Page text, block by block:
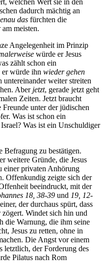
welchen Wert sie in den
dadurch mächtig an
das fürchten die
meisten.
Angelegenheit im Prinzip
würde er Jesus
zählt schon ein
er würde ihn wieder gehen
untereinander weiter streiten
Aber jetzt, gerade jetzt geht
Zeiten. Jetzt braucht
unter der jüdischen
Was ist schon ein
Was ist ein Unschuldiger
Befragung zu bestätigen.
weitere Gründe, die Jesus
einer privaten Anhörung
Offenkundig zeigte sich der
beeindruckt, mit der
18, 38-39 und 19, 12-
der durchaus spürt, dass
zögert. Windet sich hin und
die Warnung, die ihm seine
Jesus zu retten, ohne in
Die Angst vor einem
letztlich, der Forderung des
Pilatus nach Rom